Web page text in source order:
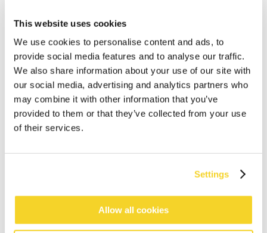
This website uses cookies
We use cookies to personalise content and ads, to
provide social media features and to analyse our traffic.
We also share information about your use of our site with
our social media, advertising and analytics partners who
may combine it with other information that you’ve
provided to them or that they’ve collected from your use
of their services.
Settings
Allow all cookies
2 Farben
2 Farben